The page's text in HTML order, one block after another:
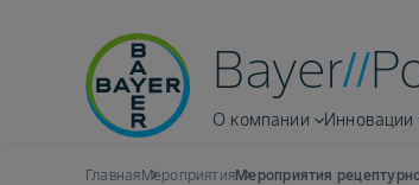
Bayer
О компании Инновации
ГлавнаяМероприятияМероприятия